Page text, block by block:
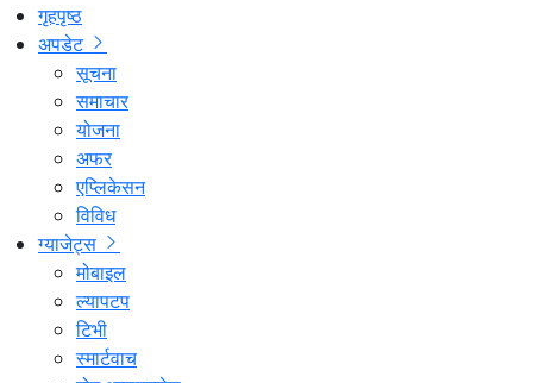
गृहपृष्ठ
अपडेट
सूचना
समाचार
योजना
अफर
एप्लिकेसन
विविध
ग्याजेट्स
मोबाइल
ल्यापटप
टिभी
स्मार्टवाच